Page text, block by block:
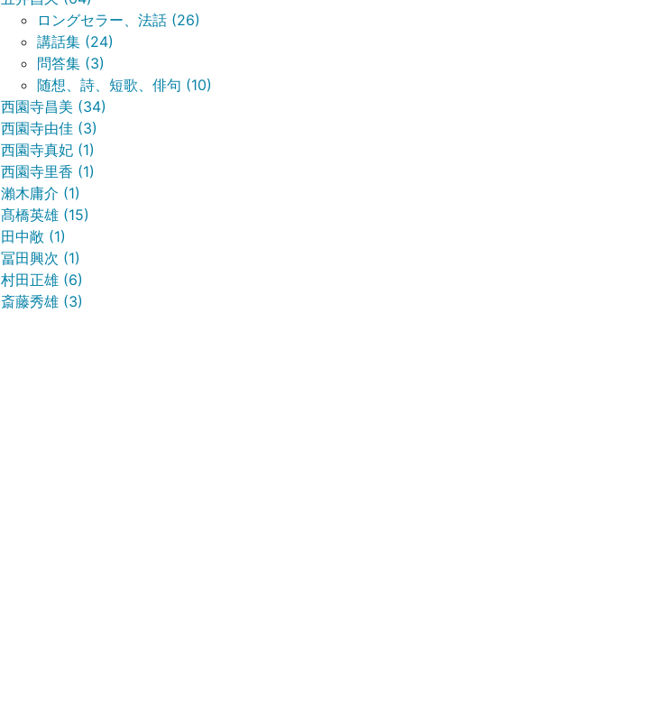
ロングセラー、法話 (26)
講話集 (24)
問答集 (3)
随想、詩、短歌、俳句 (10)
西園寺昌美 (34)
西園寺由佳 (3)
西園寺真妃 (1)
西園寺里香 (1)
瀨木庸介 (1)
髙橋英雄 (15)
田中敞 (1)
冨田興次 (1)
村田正雄 (6)
斎藤秀雄 (3)